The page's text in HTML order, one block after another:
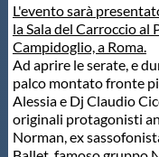
Galleria fotografica
Videogallery
L'evento sarà
la Sala del Carroccio al
Campidoglio, a Roma.
Ad aprire le serate, e
palco montato fronte
Alessia e Dj Claudio
originali protagonisti
Norman, ex